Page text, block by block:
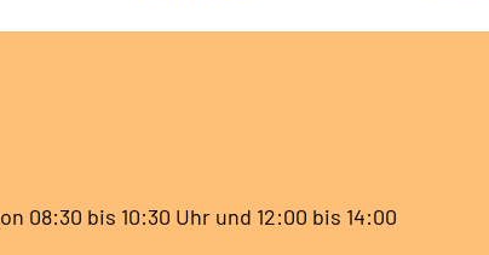
08:30 bis 10:30 Uhr und 12:00 bis 14:00